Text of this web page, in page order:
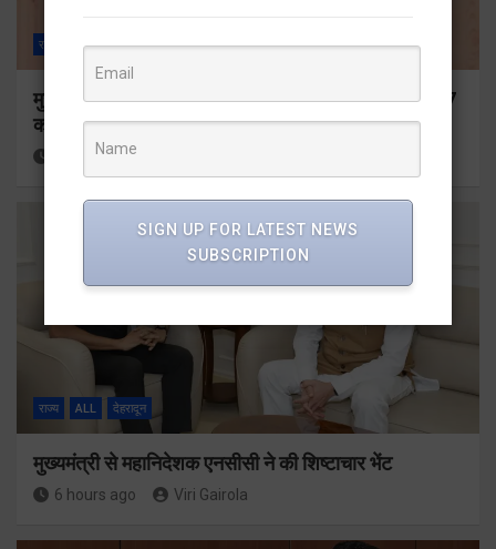
राज्य ALL देहरादून
मुख्यमंत्री ने प्रदान की विभिन्न विकास योजनाओं के लिए 1967
करोड़ की वित्तीय स्वीकृति
4 hours ago
राज्य ALL देहरादून
मुख्यमंत्री से महानिदेशक एनसीसी ने की शिष्टाचार भेंट
6 hours ago Viri Gairola
SIGN UP FOR LATEST NEWS
SUBSCRIPTION